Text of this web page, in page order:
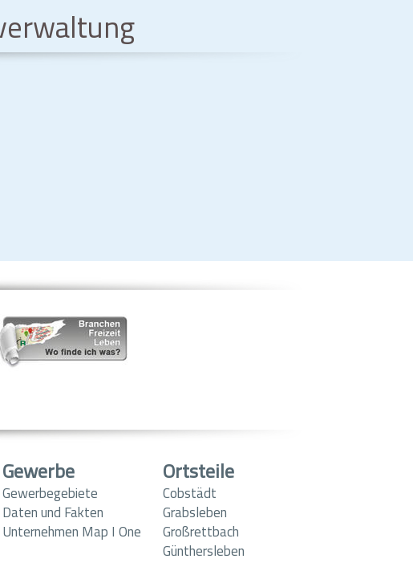
Gewerbe
Gewerbegebiete
Daten und Fakten
Unternehmen Map I One
Ortsteile
Cobstädt
Grabsleben
Großrettbach
Günthersleben